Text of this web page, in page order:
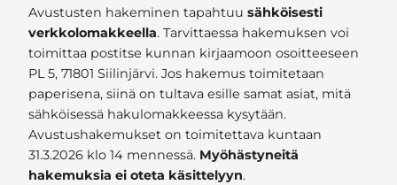
Avustusten hakeminen tapahtuu sähköisesti
verkkolomakkeella. Tarvittaessa hakemuksen voi
toimittaa postitse kunnan kirjaamoon osoitteeseen
PL 5, 71801 Siilinjärvi. Jos hakemus toimitetaan
paperisena, siinä on tultava esille samat asiat, mitä
sähköisessä hakulomakkeessa kysytään.
Avustushakemukset on toimitettava kuntaan
31.3.2026 klo 14 mennessä. Myöhästyneitä
hakemuksia ei oteta käsittelyyn.